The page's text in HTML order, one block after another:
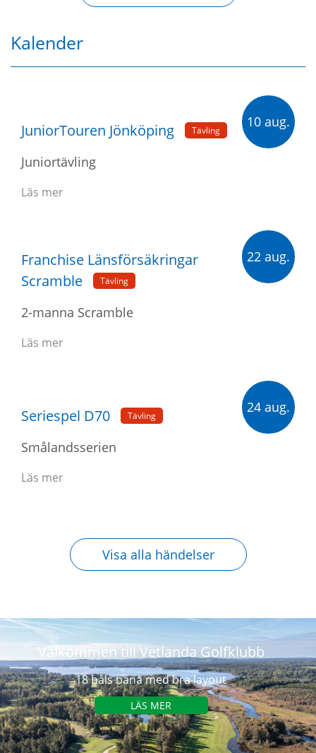
Kalender
10 aug.
JuniorTouren Jönköping Tävling
Juniortävling
Läs mer
22 aug.
Franchise Länsförsäkringar
Scramble
Tävling
2-manna Scramble
Läs mer
24 aug.
Seriespel D70 Tävling
Smålandsserien
Läs mer
Visa alla händelser
Välkommen till Vetlanda Golfklubb
18 håls bana med bra layout
LÄS MER